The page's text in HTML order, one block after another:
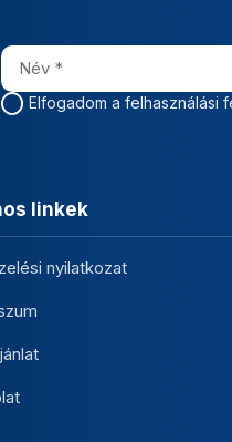
Elfogadom a felhasználási
linkek
nyilatkozat